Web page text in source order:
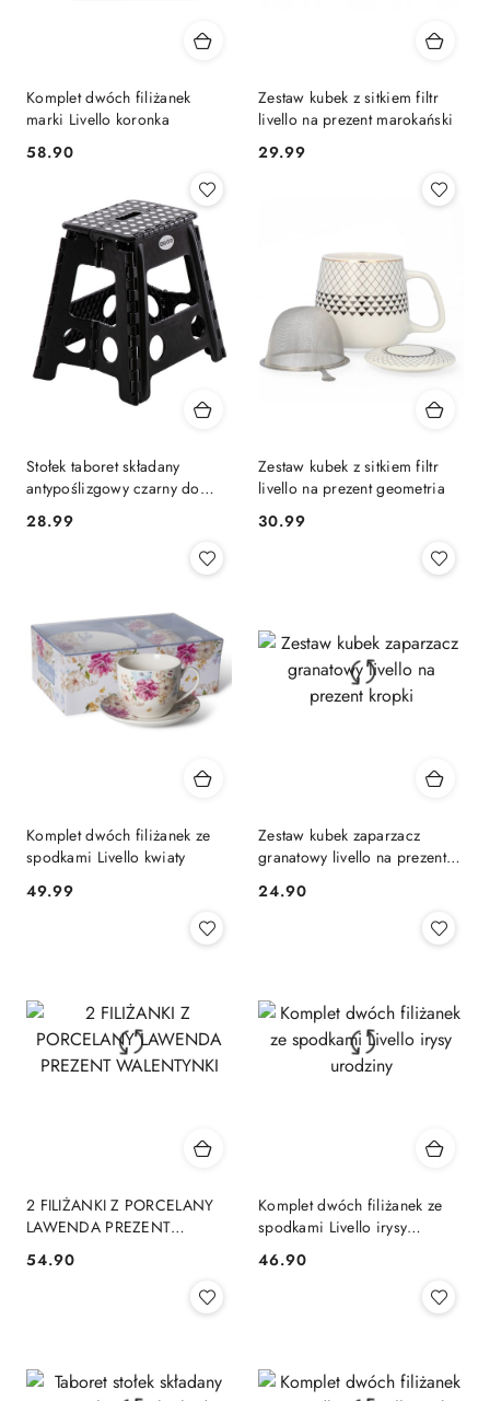
Komplet dwóch filiżanek
marki Livello koronka
Cena:
58.90
Zestaw kubek z sitkiem filtr
livello na prezent marokański
Cena:
29.99
Stołek taboret składany
antypoślizgowy czarny do
pokoju
Cena:
28.99
Zestaw kubek z sitkiem filtr
livello na prezent geometria
Cena:
30.99
Komplet dwóch filiżanek ze
spodkami Livello kwiaty
Cena:
49.99
Zestaw kubek zaparzacz
granatowy livello na prezent
Cena:
24.90
2 FILIŻANKI Z PORCELANY
LAWENDA PREZENT
Cena:
54.90
Komplet dwóch filiżanek ze
spodkami Livello irysy
Cena:
46.90